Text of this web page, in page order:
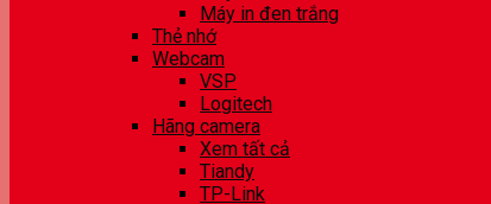
Máy in đen trắng
Thẻ nhớ
Webcam
VSP
Logitech
Hãng camera
Xem tất cả
Tiandy
TP-Link